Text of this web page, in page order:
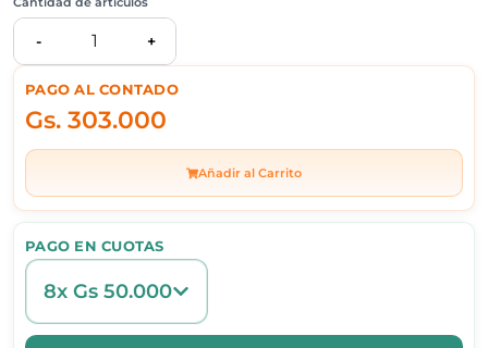
PAGO AL CONTADO
Gs. 303.000
Añadir al Carrito
PAGO EN CUOTAS
8x Gs 50.000
- 1 +